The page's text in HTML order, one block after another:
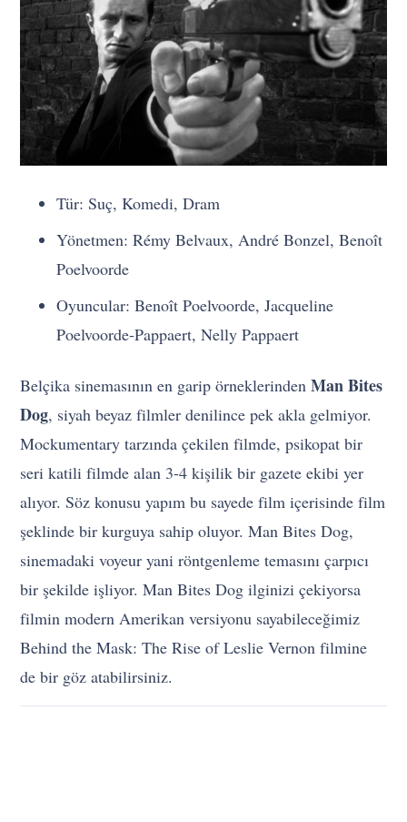
Tür: Suç, Komedi, Dram
Yönetmen: Rémy Belvaux, André Bonzel, Benoît
Poelvoorde
Oyuncular: Benoît Poelvoorde, Jacqueline
Poelvoorde-Pappaert, Nelly Pappaert
Belçika sinemasının en garip örneklerindenMan Bites
Dog, siyah beyaz filmler denilince pek akla gelmiyor.
Mockumentary tarzında çekilen filmde, psikopat bir
seri katili filmde alan 3-4 kişilik bir gazete ekibi yer
alıyor. Söz konusu yapım bu sayede film içerisinde film
şeklinde bir kurguya sahip oluyor. Man Bites Dog,
sinemadaki voyeur yani röntgenleme temasını çarpıcı
bir şekilde işliyor. Man Bites Dog ilginizi çekiyorsa
filmin modern Amerikan versiyonu sayabileceğimiz
Behind the Mask: The Rise of Leslie Vernon filmine
de bir göz atabilirsiniz.